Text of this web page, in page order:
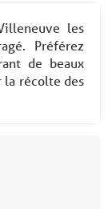
les
Préférez
de beaux
la récolte des